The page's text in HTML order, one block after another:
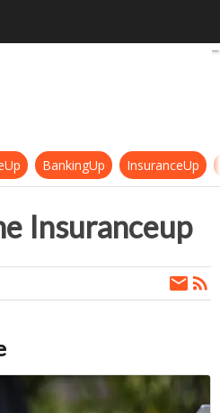
Insuranceup
BankingUp InsuranceUp
Insuranceup